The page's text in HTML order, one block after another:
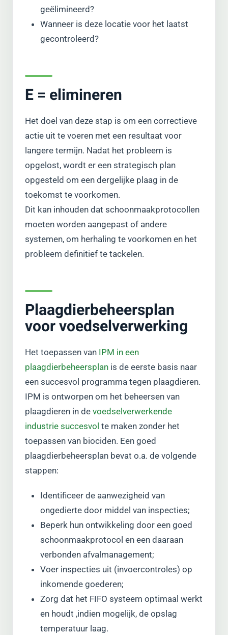
geëlimineerd?
Wanneer is deze locatie voor het laatst
gecontroleerd?
E = elimineren
Het doel van deze stap is om een correctieve
actie uit te voeren met een resultaat voor
langere termijn. Nadat het probleem is
opgelost, wordt er een strategisch plan
opgesteld om een dergelijke plaag in de
toekomst te voorkomen.
Dit kan inhouden dat schoonmaakprotocollen
moeten worden aangepast of andere
systemen, om herhaling te voorkomen en het
probleem definitief te tackelen.
Plaagdierbeheersplan
voor voedselverwerking
Het toepassen van IPM in een
plaagdierbeheersplan is de eerste basis naar
een succesvol programma tegen plaagdieren.
IPM is ontworpen om het beheersen van
plaagdieren in de voedselverwerkende
industrie succesvol te maken zonder het
toepassen van biociden. Een goed
plaagdierbeheersplan bevat o.a. de volgende
stappen:
Identificeer de aanwezigheid van
ongedierte door middel van inspecties;
Beperk hun ontwikkeling door een goed
schoonmaakprotocol en een daaraan
verbonden afvalmanagement;
Voer inspecties uit (invoercontroles) op
inkomende goederen;
Zorg dat het FIFO systeem optimaal werkt
en houdt ,indien mogelijk, de opslag
temperatuur laag.